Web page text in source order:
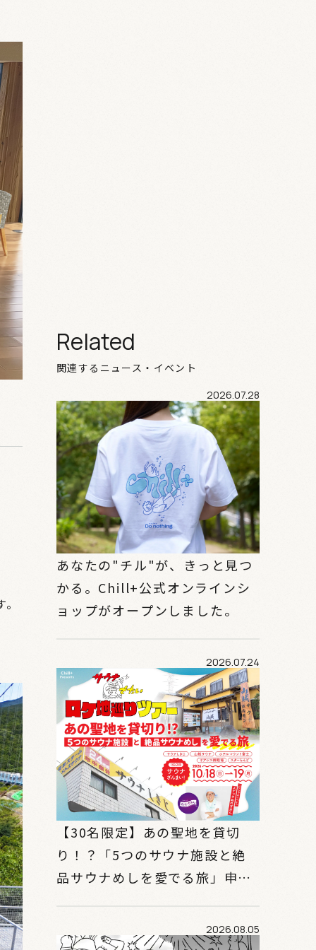
Related
関連するニュース・イベント
2026.07.28
あなたの"チル"が、きっと見つ
かる。Chill+公式オンラインシ
ョップがオープンしました。
2026.07.24
【30名限定】あの聖地を貸切
り！？「5つのサウナ施設と絶
品サウナめしを愛でる旅」申込
2026.08.05